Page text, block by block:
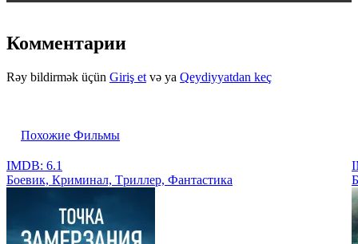
Комментарии
Rəy bildirmək üçün Giriş et və ya Qeydiyyatdan keç
Похожие Фильмы
IMDB: 6.1
Боевик, Криминал, Tриллер, Фантастика